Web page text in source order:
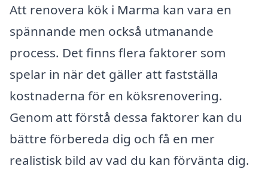
Att renovera kök i Marma kan vara en
spännande men också utmanande
process. Det finns flera faktorer som
spelar in när det gäller att fastställa
kostnaderna för en köksrenovering.
Genom att förstå dessa faktorer kan du
bättre förbereda dig och få en mer
realistisk bild av vad du kan förvänta dig.